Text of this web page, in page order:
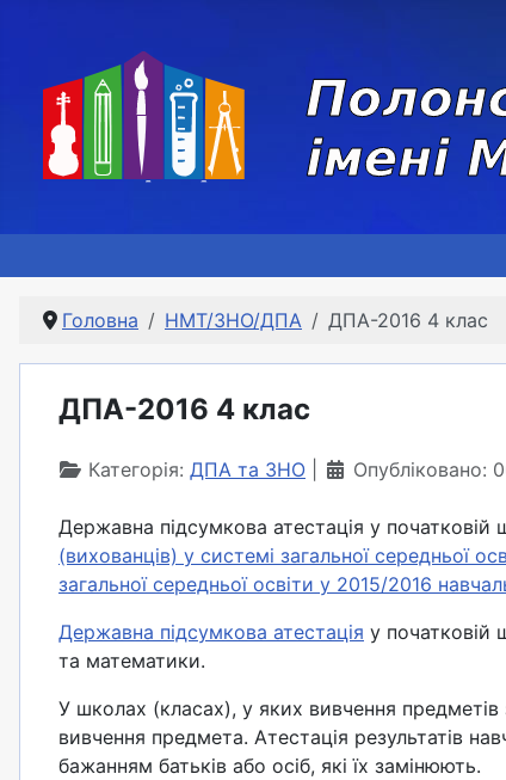
Головна НМТ/ЗНО/ДПА ДПА-2016 4 клас
ДПА-2016 4 клас
Категорія: ДПА та ЗНО Опубліковано:
Державна підсумкова атестація у початковій
(вихованців) у системі загальної середньої
загальної середньої освіти y 2015/2016
Державна підсумкова атестація у початковій
та математики.
У школах (класах), у яких вивчення
вивчення предмета. Атестація результатів
бажанням батьків або осіб, які їх замінюють.